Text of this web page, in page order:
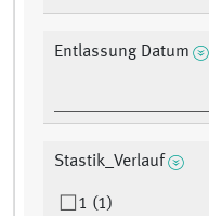
Entlassung Datum
Stastik_Verlauf
1 (1)